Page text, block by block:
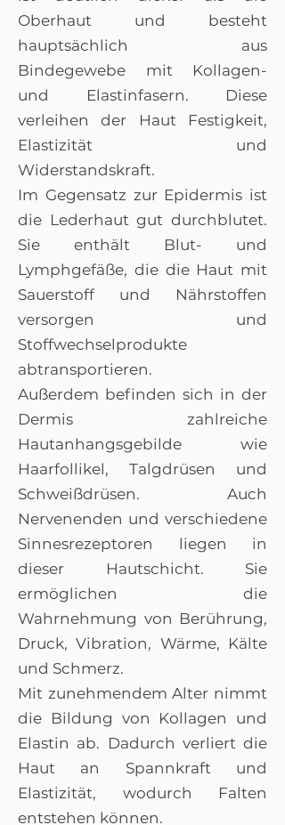
Oberhaut und besteht
hauptsächlich aus
Bindegewebe mit Kollagen-
und Elastinfasern. Diese
verleihen der Haut Festigkeit,
Elastizität und
Widerstandskraft.
Im Gegensatz zur Epidermis ist
die Lederhaut gut durchblutet.
Sie enthält Blut- und
Lymphgefäße, die die Haut mit
Sauerstoff und Nährstoffen
versorgen und
Stoffwechselprodukte
abtransportieren.
Außerdem befinden sich in der
Dermis zahlreiche
Hautanhangsgebilde wie
Haarfollikel, Talgdrüsen und
Schweißdrüsen. Auch
Nervenenden und verschiedene
Sinnesrezeptoren liegen in
dieser Hautschicht. Sie
ermöglichen die
Wahrnehmung von Berührung,
Druck, Vibration, Wärme, Kälte
und Schmerz.
Mit zunehmendem Alter nimmt
die Bildung von Kollagen und
Elastin ab. Dadurch verliert die
Haut an Spannkraft und
Elastizität, wodurch Falten
entstehen können.